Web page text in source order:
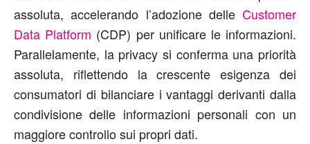
assoluta, accelerando l’adozione delle Customer
Data Platform (CDP) per unificare le informazioni.
Parallelamente, la privacy si conferma una priorità
assoluta, riflettendo la crescente esigenza dei
consumatori di bilanciare i vantaggi derivanti dalla
condivisione delle informazioni personali con un
maggiore controllo sui propri dati.